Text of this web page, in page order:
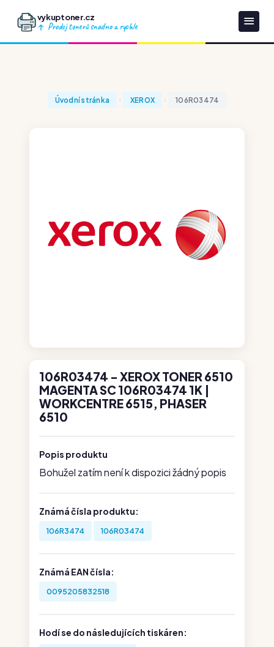
vykuptoner.cz
Prodej tonerů snadno a rychle
Úvodní stránka XEROX 106R03474
106R03474 - XEROX TONER 6510
MAGENTA SC 106R03474 1K |
WORKCENTRE 6515, PHASER
6510
Popis produktu
Bohužel zatím není k dispozici žádný popis
Známá čísla produktu:
106R3474 106R03474
Známá EAN čísla:
0095205832518
Hodí se do následujících tiskáren: